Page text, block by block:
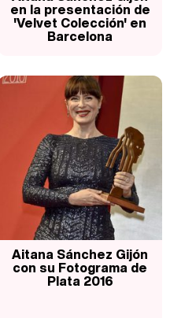
en la presentación de
'Velvet Colección' en
Barcelona
Aitana Sánchez Gijón
con su Fotograma de
Plata 2016